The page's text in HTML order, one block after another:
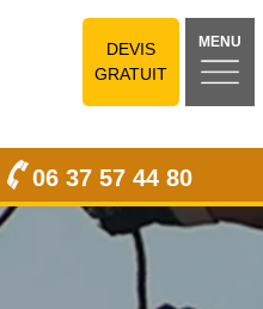
DEVIS
GRATUIT
MENU
06 37 57 44 80